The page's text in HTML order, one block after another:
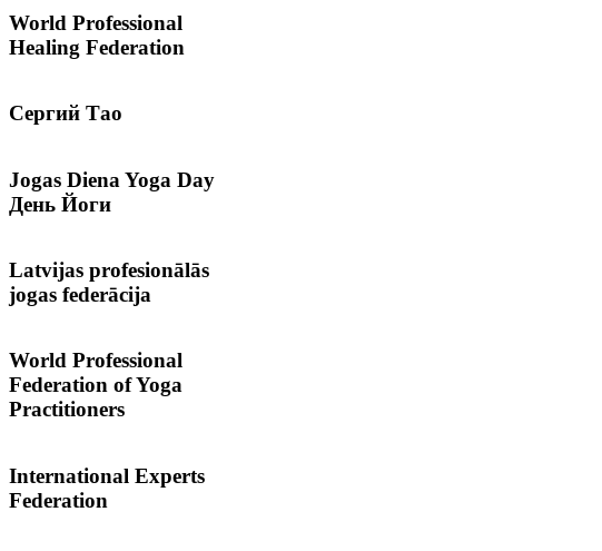
World Professional
Healing Federation
Сергий Тао
Jogas Diena Yoga Day
День Йоги
Latvijas profesionālās
jogas federācija
World Professional
Federation of Yoga
Practitioners
International Experts
Federation